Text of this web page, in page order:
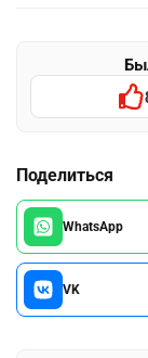
Поделиться
WhatsApp
VK